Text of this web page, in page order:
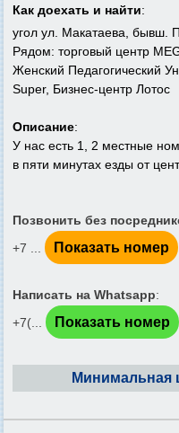
Как доехать и найти:
угол ул. Макатаева, бывш.
Рядом: торговый центр
Женский Педагогический
Super, Бизнес-центр Лотос
Описание:
У нас есть 1, 2 местные
в пяти минутах езды от
Позвонить без
+7 ...
Показать номер
Написать на Whatsapp:
+7(...
Показать номер
Минимальная